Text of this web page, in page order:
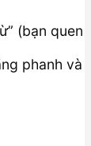
(bạn quen
phanh và